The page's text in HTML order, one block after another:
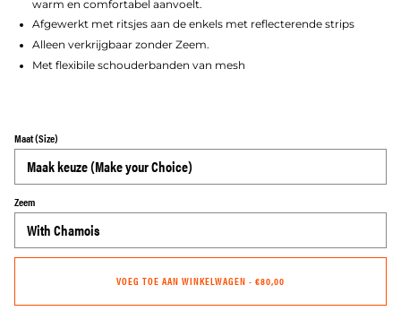
warm en comfortabel aanvoelt.
Afgewerkt met ritsjes aan de enkels met reflecterende strips
Alleen verkrijgbaar zonder Zeem.
Met flexibile schouderbanden van mesh
Maat (Size)
Zeem
VOEG TOE AAN WINKELWAGEN • €80,00